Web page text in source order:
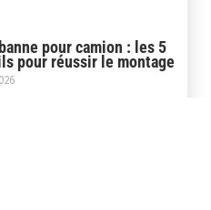
pour camion : les 5
pour réussir le montage